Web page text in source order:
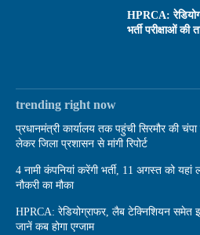
HPRCA:
भर्ती परीक्षाओं की
trending right now
प्रधानमंत्री कार्यालय तक पहुंची सिरमौर की
लेकर जिला प्रशासन से मांगी रिपोर्ट
4 नामी कंपनियां करेंगी भर्ती, 11 अगस्त को यहां
नौकरी का मौका
HPRCA: रेडियोग्राफर, लैब टेक्निशियन समेत इन
जानें कब होगा एग्जाम